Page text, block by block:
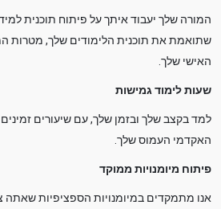
המורה שלך יעבוד איתך על פיתוח תוכנית
שתואמת את תוכנית הלימודים שלך, מטרות
האישי שלך.
שעות לימוד גמישות
למד בקצב שלך ובזמן שלך, עם שיעורים
האקדמי העמוס שלך.
פיתוח מיומנויות ממוקד
אנו מתמקדים במיומנויות הספציפיות שאתה